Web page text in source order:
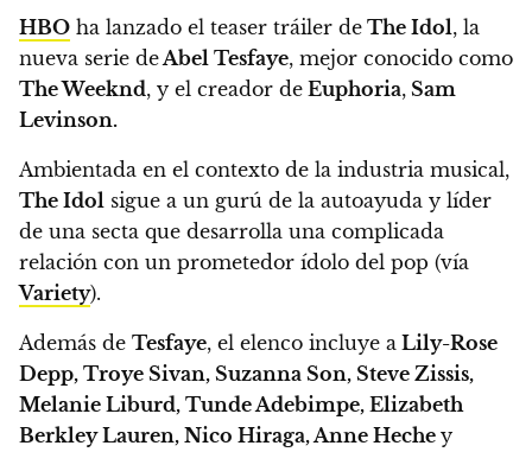
HBO ha lanzado el teaser tráiler de The Idol, la
nueva serie de Abel Tesfaye, mejor conocido como
The Weeknd, y el creador de Euphoria, Sam
Levinson.
Ambientada en el contexto de la industria musical,
The Idol sigue a un gurú de la autoayuda y líder
de una secta que desarrolla una complicada
relación con un prometedor ídolo del pop (vía
Variety).
Además de Tesfaye, el elenco incluye a Lily-Rose
Depp, Troye Sivan, Suzanna Son, Steve Zissis,
Melanie Liburd, Tunde Adebimpe, Elizabeth
Berkley Lauren, Nico Hiraga, Anne Heche y